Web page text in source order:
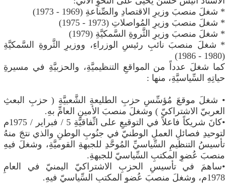
* شغلَ منصبَ وزيرِ الاقتصادِ والصِّناعةِ (1969 - 1973)
* شغلَ منصبَ وزيرِ المُواصلاتِ (1973 - 1975)
* شغلَ منصبَ وزيرِ الثَّروةِ السَّمكيَّةِ (1979)
* شغلَ منصبَ نائبِ رئيسِ الوزراءِ، ووزيرِ الثَّروةِ السَّمكيَّةِ
(1980 - 1986)
كما شغلَ عدداً من المواقعِ التنظيميَّةِ، والحزبيَّةِ في مسيرةِ
حياتِهِ السِّياسيَّةِ، منها :
• شغلَ موقعَ مُؤسِّسِ حزبِ الطليعةِ الشَّعبيَّةِ ( حزبِ البعثِ
العربيّ الاشتراكيّ ) وشغلَ منصبَ الأمينِ العامِّ بهِ.
•كانَ شريكاً فاعلاً في التوقيعِ على اتِّفاقيَّةِ 5 / فبراير / 1975م
لتوحيدِ فصائلِ العملِ الوطنيّ في جنُوبِ الوطنِ والذي نتجَ منهُ
تأسيسُ التنظيمِ السِّياسيِّ المُوحَّدِ للجبهةِ القوميَّةِ، وشغلَ فيهِ
منصبَ عُضوِ المكتبِ السِّياسيّ للجبهةِ.
•ساهمَ في تأسيسِ الحزبِ الاشتراكيّ اليمنيّ في العامِ
1978م، وشغلَ منصبَ عُضوِ المكتبِ السِّياسيّ فيهِ.